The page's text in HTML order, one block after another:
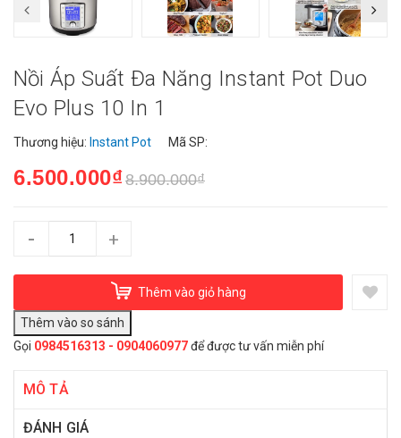
Nồi Áp Suất Đa Năng Instant Pot Duo
Evo Plus 10 In 1
Thương hiệu: Instant Pot Mã SP:
6.500.000₫8.900.000₫
- +
Thêm vào giỏ hàng
Gọi 0984516313 - 0904060977để được tư vấn miễn phí
MÔ TẢ
ĐÁNH GIÁ